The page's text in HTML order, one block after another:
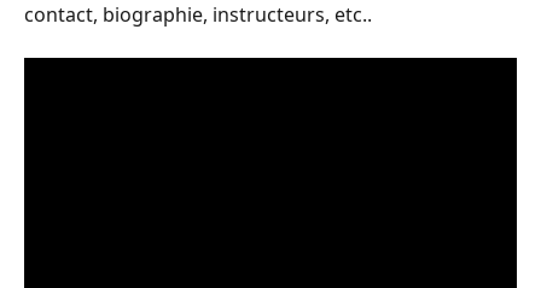
contact, biographie, instructeurs, etc..